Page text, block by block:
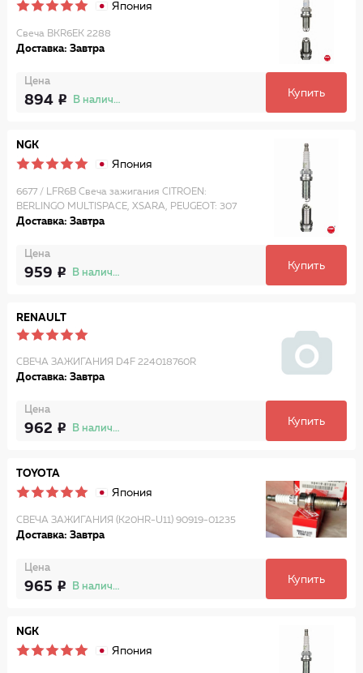
Япония
Свеча BKR6EK 2288
Доставка: Завтра
Цена
894 В наличии
Купить
NGK
Япония
6677 / LFR6B Свеча зажигания CITROEN:
BERLINGO MULTISPACE, XSARA, PEUGEOT: 307
Доставка: Завтра
Цена
959 В наличии
Купить
RENAULT
СВЕЧА ЗАЖИГАНИЯ D4F 224018760R
Доставка: Завтра
Цена
962 В наличии
Купить
TOYOTA
Япония
СВЕЧА ЗАЖИГАНИЯ (K20HR-U11) 90919-01235
Доставка: Завтра
Цена
965 В наличии
Купить
NGK
Япония